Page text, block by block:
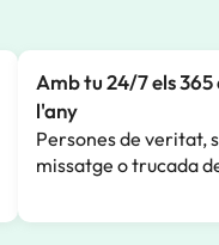
Amb tu 24/7 els 365
l'any
Persones de veritat,
missatge o trucada